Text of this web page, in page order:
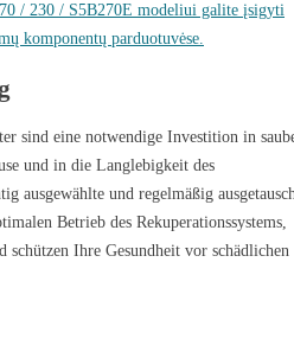
/ 230 / S5B270E modeliui galite įsigyti
komponentų parduotuvėse.
sind eine notwendige Investition in
und in die Langlebigkeit des
ausgewählte und regelmäßig
Betrieb des Rekuperationssystems,
schützen Ihre Gesundheit vor schädlichen